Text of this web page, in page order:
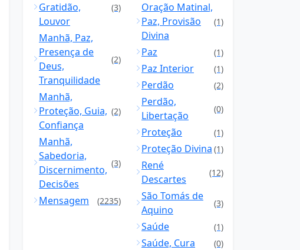
Gratidão,
Louvor
(3)
Manhã, Paz,
Presença de
Deus,
Tranquilidade
(2)
Manhã,
Proteção, Guia,
Confiança
(2)
Manhã,
Sabedoria,
Discernimento,
Decisões
(3)
Mensagem (2235)
Oração Matinal,
Paz, Provisão
Divina
(1)
Paz (1)
Paz Interior (1)
Perdão (2)
Perdão,
Libertação
(0)
Proteção (1)
Proteção Divina (1)
René
Descartes
(12)
São Tomás de
Aquino
(3)
Saúde (1)
Saúde, Cura (0)